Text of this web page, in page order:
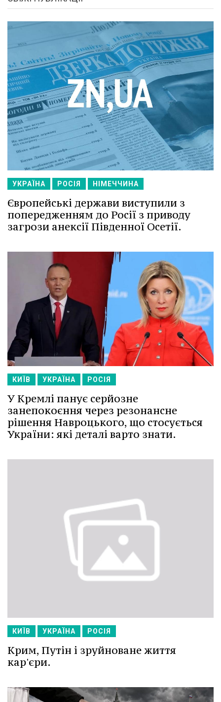
УКРАЇНА РОСІЯ НІМЕЧЧИНА
Європейські держави виступили з
попередженням до Росії з приводу
загрози анексії Південної Осетії.
КИЇВ УКРАЇНА РОСІЯ
У Кремлі панує серйозне
занепокоєння через резонансне
рішення Навроцького, що стосується
України: які деталі варто знати.
КИЇВ УКРАЇНА РОСІЯ
Крим, Путін і зруйноване життя
кар'єри.